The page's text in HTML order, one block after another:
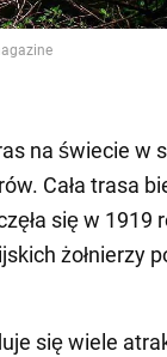
na świecie w
Cała trasa
się w 1919
żołnierzy
się wiele